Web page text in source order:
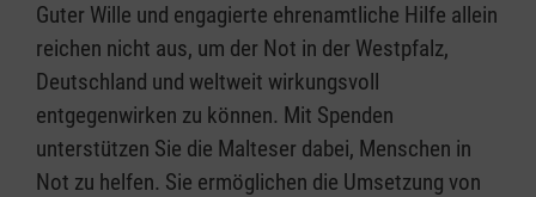
Guter Wille und engagierte ehrenamtliche Hilfe allein
reichen nicht aus, um der Not in der Westpfalz,
Deutschland und weltweit wirkungsvoll
entgegenwirken zu können. Mit Spenden
unterstützen Sie die Malteser dabei, Menschen in
Not zu helfen. Sie ermöglichen die Umsetzung von